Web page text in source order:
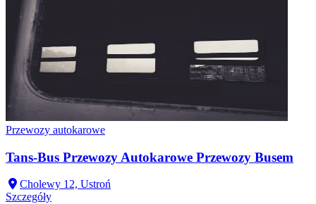
Przewozy autokarowe
Tans-Bus Przewozy Autokarowe Przewozy Busem
Cholewy 12, Ustroń
Szczegóły